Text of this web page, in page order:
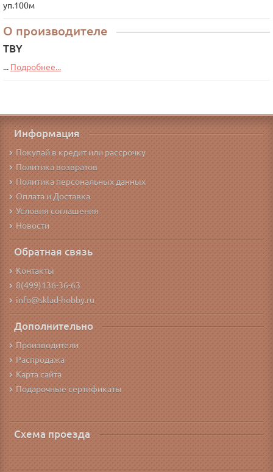
уп.100м
О производителе
TBY
... Подробнее...
Информация
Покупай в кредит или рассрочку
Политика возвратов
Политика персональных данных
Оплата и Доставка
Условия соглашения
Новости
Обратная связь
Контакты
8(499)136-36-63
info@sklad-hobby.ru
Дополнительно
Производители
Распродажа
Карта сайта
Подарочные сертификаты
Схема проезда